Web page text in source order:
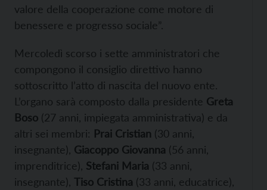
valore della cooperazione come motore di
benessere e progresso sociale”.
Mercoledì scorso i sette amministratori che
compongono il consiglio direttivo hanno
sottoscritto l’atto di nascita del nuovo ente.
L’organo sarà composto dalla presidente Greta
Boso (27 anni, impiegata amministrativa) e da
altri sei membri: Prai Cristian (30 anni,
insegnante), Giacoppo Giovanna (56 anni,
imprenditrice), Stefani Maria (33 anni,
insegnante), Tiso Cristina (33 anni, educatrice),